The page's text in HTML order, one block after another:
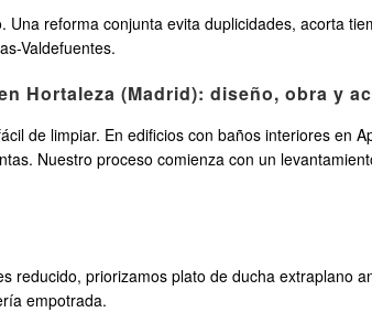
Una reforma conjunta evita duplicidades, acorta
Valdefuentes.
Hortaleza (Madrid): diseño, obra y
de limpiar. En edificios con baños interiores en
Nuestro proceso comienza con un
reducido, priorizamos plato de ducha extraplano
empotrada.